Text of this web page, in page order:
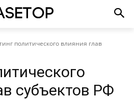
политического влияния глав
субъектов РФ